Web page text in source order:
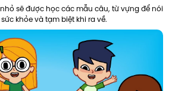
sẽ được học các mẫu câu, từ vựng để nói
khỏe và tạm biệt khi ra về.